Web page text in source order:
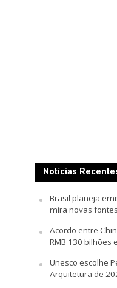
Notícias
Brasil planeja
mira novas
Acordo entre
RMB 130 bilhões
Unesco escolhe
Arquitetura de